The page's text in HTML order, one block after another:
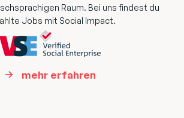
Raum. Bei uns findest du
Jobs mit Social Impact.
mehr erfahren